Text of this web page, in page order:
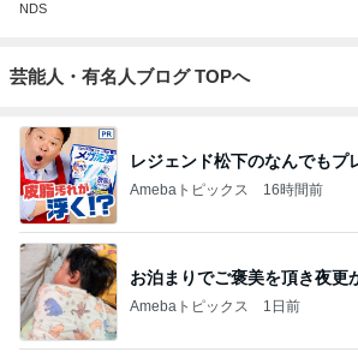
NDS
芸能人・有名人ブログ TOPへ
レジェンド松下のなんでもプ
Amebaトピックス 16時間前
お泊まりでご褒美を頂き夜更
Amebaトピックス 1日前